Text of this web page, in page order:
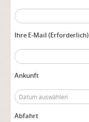
Ihre E-Mail (Erforderlich)
Ankunft
Abfahrt